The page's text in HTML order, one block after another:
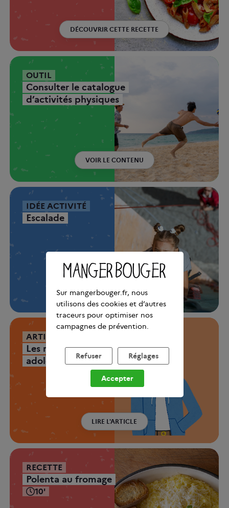
DÉCOUVRIR CETTE RECETTE
OUTIL
Consulter le catalogue
d’activités physiques
VOIR LE CONTENU
IDÉE ACTIVITÉ
Escalade
DÉCOUVRIR CETTE ACTIVITÉ
ARTICLE
Les recommandations pour les
adolescents
LIRE L'ARTICLE
RECETTE
Polenta au fromage
10'
Sur mangerbouger.fr, nous
utilisons des cookies et d’autres
traceurs pour optimiser nos
campagnes de prévention.
Refuser Réglages
Accepter